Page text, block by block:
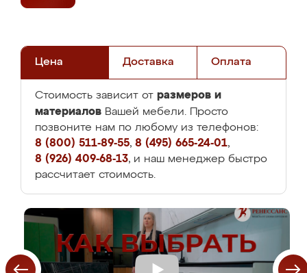
Цена Доставка Оплата
Стоимость зависит от размеров и
материалов Вашей мебели. Просто
позвоните нам по любому из телефонов:
8 (800) 511-89-55, 8 (495) 665-24-01,
8 (926) 409-68-13, и наш менеджер быстро
рассчитает стоимость.